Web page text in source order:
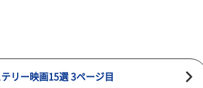
リー映画15選 3ページ目